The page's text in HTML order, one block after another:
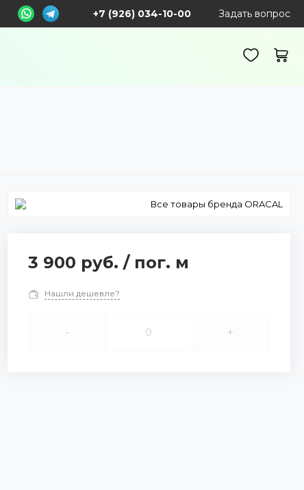
+7 (926) 034-10-00 Задать вопрос
Все товары бренда ORACAL
3 900 руб. / пог. м
Нашли дешевле?
- +